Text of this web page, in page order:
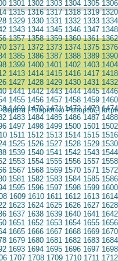
1301 1302 1303 1304 1305 1306
1315 1316 1317 1318 1319 1320
1329 1330 1331 1332 1333 1334
1343 1344 1345 1346 1347 1348
1357 1358 1359 1360 1361 1362
1371 1372 1373 1374 1375 1376
1385 1386 1387 1388 1389 1390
1399 1400 1401 1402 1403 1404
1413 1414 1415 1416 1417 1418
1427 1428 1429 1430 1431 1432
1441 1442 1443 1444 1445 1446
1455 1456 1457 1458 1459 1460
1469 1470 1471 1472 1473 1474
1483 1484 1485 1486 1487 1488
1497 1498 1499 1500 1501 1502
1511 1512 1513 1514 1515 1516
1525 1526 1527 1528 1529 1530
1539 1540 1541 1542 1543 1544
1553 1554 1555 1556 1557 1558
1567 1568 1569 1570 1571 1572
1581 1582 1583 1584 1585 1586
1595 1596 1597 1598 1599 1600
1609 1610 1611 1612 1613 1614
1623 1624 1625 1626 1627 1628
1637 1638 1639 1640 1641 1642
1651 1652 1653 1654 1655 1656
1665 1666 1667 1668 1669 1670
1679 1680 1681 1682 1683 1684
1693 1694 1695 1696 1697 1698
1707 1708 1709 1710 1711 1712
Θέματα|Τουριστικό Ρεπορτάζ|